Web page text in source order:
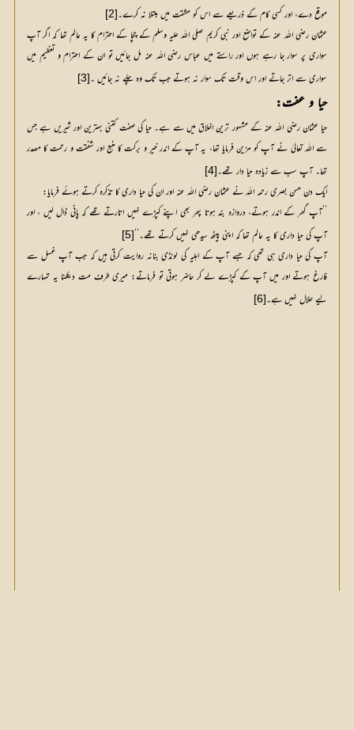
موقع دے، اور کسی کام کے ذریعے سے اس کو مشقت میں مبتلا نہ کرے۔[2]
عثمان رضی اللہ عنہ کے تواضع اور نبی کریم صلی اللہ علیہ وسلم کے چچا کے احترام کا یہ عالم تھا کہ اگر آپ
سواری پر سوار جا رہے ہوں اور راستے میں عباس رضی اللہ عنہ مل جائیں تو ان کے احترام و تعظیم میں
سواری سے اتر جاتے اور اس وقت تک سوار نہ ہوتے جب تک وہ چلے نہ جائیں ۔[3]
حیا و عفت:
حیا عثمان رضی اللہ عنہ کے مشہور ترین اخلاق میں سے ہے۔ حیا کی صفت کتنی بہترین اور شیریں ہے جس
سے اللہ تعالیٰ نے آپ کو مزین فرمایا تھا، یہ آپ کے اندر خیر و برکت کا منبع اور شفقت و رحمت کا مصدر
تھا۔ آپ سب سے زیادہ حیا دار تھے۔[4]
ایک دن حسن بصری رحمہ اللہ نے عثمان رضی اللہ عنہ اور ان کی حیا داری کا تذکرہ کرتے ہوئے فرمایا:
’’آپ گھر کے اندر ہوتے، دروازہ بند ہوتا پھر بھی اپنے کپڑے نہیں اتارتے تھے کہ پانی ڈال لیں ، اور
آپ کی حیا داری کا یہ عالم تھا کہ اپنی پیٹھ سیدھی نہیں کرتے تھے۔‘‘[5]
آپ کی حیا داری ہی تھی کہ جسے آپ کے اہلیہ کی لونڈی بنانہ روایت کرتی ہیں کہ جب آپ غسل سے
فارغ ہوتے اور میں آپ کے کپڑے لے کر حاضر ہوتی تو فرماتے: میری طرف مت دیکھنا یہ تمہارے
لیے حلال نہیں ہے۔[6]